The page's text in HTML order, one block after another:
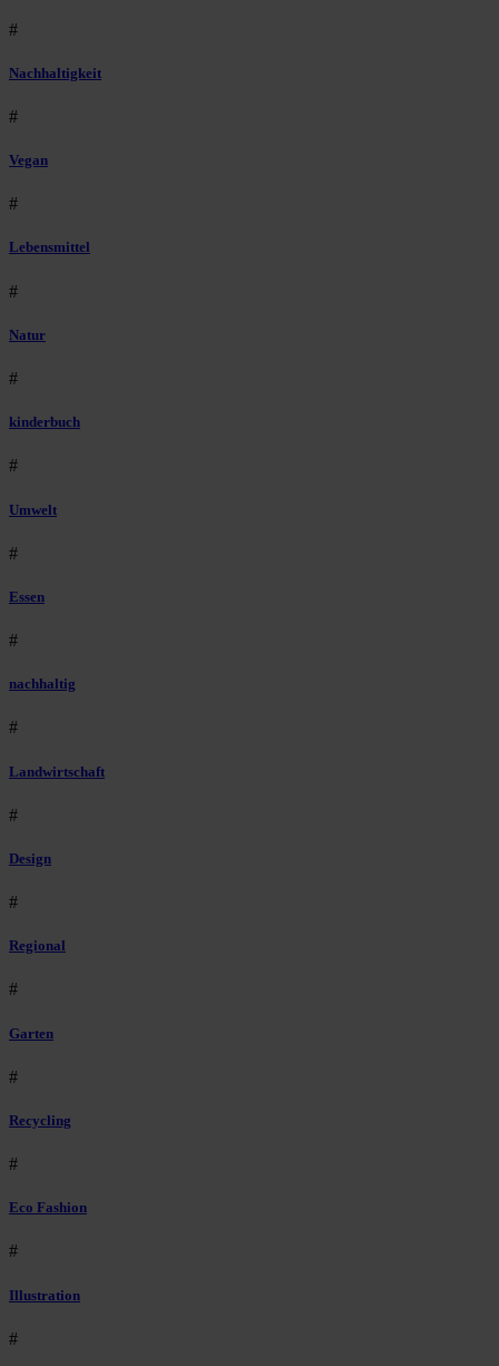
#
Nachhaltigkeit
#
Vegan
#
Lebensmittel
#
Natur
#
kinderbuch
#
Umwelt
#
Essen
#
nachhaltig
#
Landwirtschaft
#
Design
#
Regional
#
Garten
#
Recycling
#
Eco Fashion
#
Illustration
#